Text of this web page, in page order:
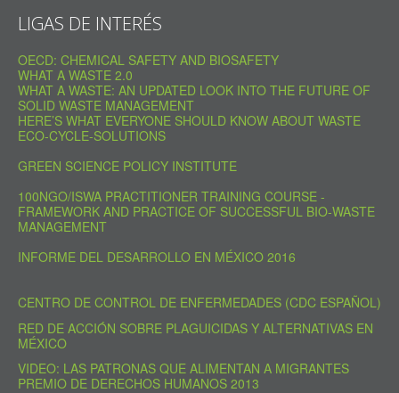
LIGAS DE INTERÉS
OECD: CHEMICAL SAFETY AND BIOSAFETY
WHAT A WASTE 2.0
WHAT A WASTE: AN UPDATED LOOK INTO THE FUTURE OF
SOLID WASTE MANAGEMENT
HERE’S WHAT EVERYONE SHOULD KNOW ABOUT WASTE
ECO-CYCLE-SOLUTIONS
GREEN SCIENCE POLICY INSTITUTE
100NGO/ISWA PRACTITIONER TRAINING COURSE -
FRAMEWORK AND PRACTICE OF SUCCESSFUL BIO-WASTE
MANAGEMENT
INFORME DEL DESARROLLO EN MÉXICO 2016
CENTRO DE CONTROL DE ENFERMEDADES (CDC ESPAÑOL)
RED DE ACCIÓN SOBRE PLAGUICIDAS Y ALTERNATIVAS EN
MÉXICO
VIDEO: LAS PATRONAS QUE ALIMENTAN A MIGRANTES
PREMIO DE DERECHOS HUMANOS 2013